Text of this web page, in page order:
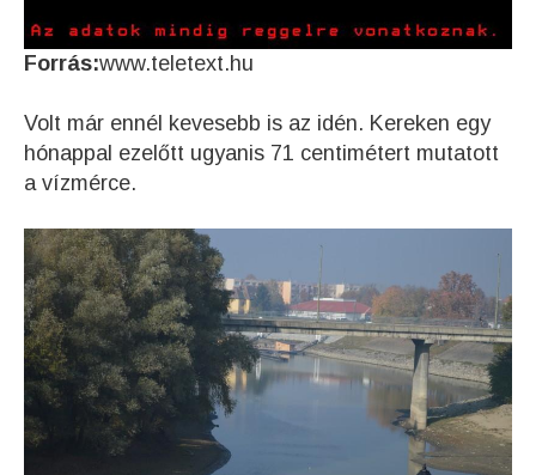
Forrás:www.teletext.hu
Volt már ennél kevesebb is az idén. Kereken egy
hónappal ezelőtt ugyanis 71 centimétert mutatott
a vízmérce.